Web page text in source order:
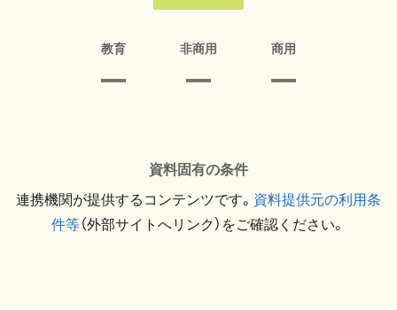
教育 非商用 商用
資料固有の条件
連携機関が提供するコンテンツです。 資料提供元の利用条
件等（外部サイトへリンク）をご確認ください。